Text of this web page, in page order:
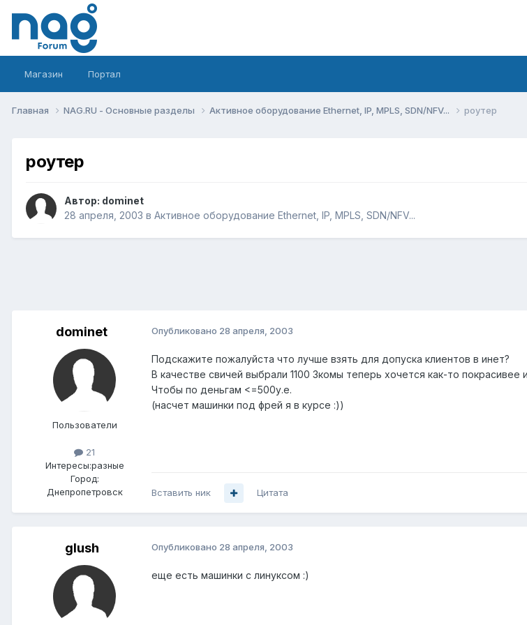
Магазин Портал
Главная NAG.RU - Основные разделы Активное оборудование Ethernet, IP, MPLS, SDN/NFV... роутер
роутер
Автор: dominet
28 апреля, 2003 в Активное оборудование Ethernet, IP, MPLS, SDN/NFV...
dominet
Пользователи
21
Интересы:разные
Город:
Днепропетровск
Опубликовано 28 апреля, 2003
Подскажите пожалуйста что лучше взять для допуска клиентов в инет?
В качестве свичей выбрали 1100 3комы теперь хочется как-то
Чтобы по деньгам <=500у.е.
(насчет машинки под фрей я в курсе :))
Вставить ник Цитата
glush Опубликовано 28 апреля, 2003
еще есть машинки с линуксом :)